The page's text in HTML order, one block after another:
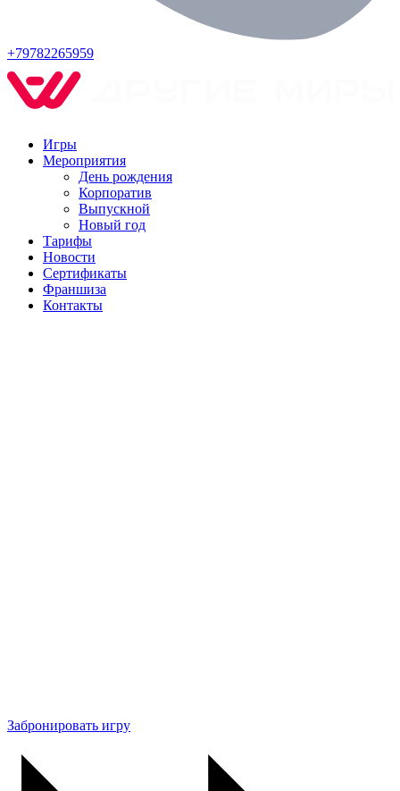
+79782265959
Игры
Мероприятия
День рождения
Корпоратив
Выпускной
Новый год
Тарифы
Новости
Сертификаты
Франшиза
Контакты
Забронировать игру